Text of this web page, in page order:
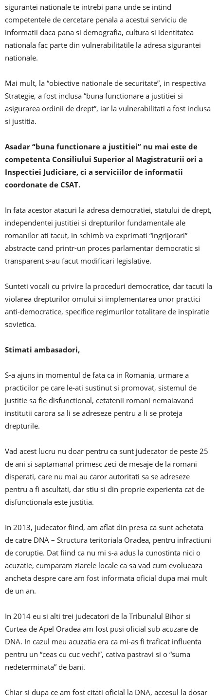
sigurantei nationale te intrebi pana unde se intind
competentele de cercetare penala a acestui serviciu de
informatii daca pana si demografia, cultura si identitatea
nationala fac parte din vulnerabilitatile la adresa sigurantei
nationale.
Mai mult, la “obiective nationale de securitate”, in respectiva
Strategie, a fost inclusa “buna functionare a justitiei si
asigurarea ordinii de drept”, iar la vulnerabilitati a fost inclusa
si justitia.
Asadar “buna functionare a justitiei” nu mai este de
competenta Consiliului Superior al Magistraturii ori a
Inspectiei Judiciare, ci a serviciilor de informatii
coordonate de CSAT.
In fata acestor atacuri la adresa democratiei, statului de drept,
independentei justitiei si drepturilor fundamentale ale
romanilor ati tacut, in schimb va exprimati “ingrijorari”
abstracte cand printr-un proces parlamentar democratic si
transparent s-au facut modificari legislative.
Sunteti vocali cu privire la proceduri democratice, dar tacuti la
violarea drepturilor omului si implementarea unor practici
anti-democratice, specifice regimurilor totalitare de inspiratie
sovietica.
Stimati ambasadori,
S-a ajuns in momentul de fata ca in Romania, urmare a
practicilor pe care le-ati sustinut si promovat, sistemul de
justitie sa fie disfunctional, cetatenii romani nemaiavand
institutii carora sa li se adreseze pentru a li se proteja
drepturile.
Vad acest lucru nu doar pentru ca sunt judecator de peste 25
de ani si saptamanal primesc zeci de mesaje de la romani
disperati, care nu mai au caror autoritati sa se adreseze
pentru a fi ascultati, dar stiu si din proprie experienta cat de
disfunctionala este justitia.
In 2013, judecator fiind, am aflat din presa ca sunt achetata
de catre DNA – Structura teritoriala Oradea, pentru infractiuni
de coruptie. Dat fiind ca nu mi s-a adus la cunostinta nici o
acuzatie, cumparam ziarele locale ca sa vad cum evolueaza
ancheta despre care am fost informata oficial dupa mai mult
de un an.
In 2014 eu si alti trei judecatori de la Tribunalul Bihor si
Curtea de Apel Oradea am fost pusi oficial sub acuzare de
DNA. In cazul meu acuzatia era ca mi-as fi traficat influenta
pentru un “ceas cu cuc vechi”, cativa pastravi si o “suma
nedeterminata” de bani.
Chiar si dupa ce am fost citati oficial la DNA, accesul la dosar